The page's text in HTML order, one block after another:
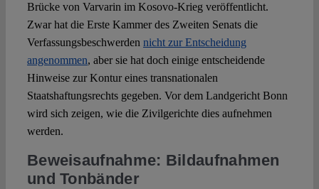
Brücke von Varvarin im Kosovo-Krieg veröffentlicht.
Zwar hat die Erste Kammer des Zweiten Senats die
Verfassungsbeschwerden nicht zur Entscheidung
angenommen, aber sie hat doch einige entscheidende
Hinweise zur Kontur eines transnationalen
Staatshaftungsrechts gegeben. Vor dem Landgericht Bonn
wird sich zeigen, wie die Zivilgerichte dies aufnehmen
werden.
Beweisaufnahme: Bildaufnahmen
und Tonbänder